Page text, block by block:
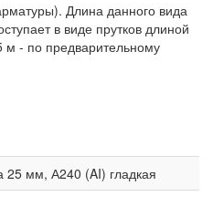
Длина данного вида
в виде прутков длиной
- по предварительному
25 мм, А240 (AI) гладкая